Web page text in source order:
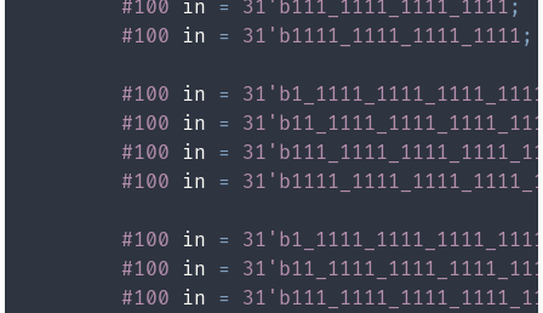
#100 in = 31'b111_1111_1111_1111 ;
#100 in = 31'b1111_1111_1111_1111 ;
#100 in =
#100 in =
#100 in =
#100 in =
#100 in =
#100 in =
#100 in =